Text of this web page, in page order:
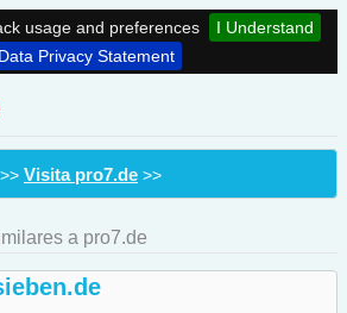
usage and preferences
I Understand
Data Privacy Statement
>> Visita pro7.de >>
a pro7.de